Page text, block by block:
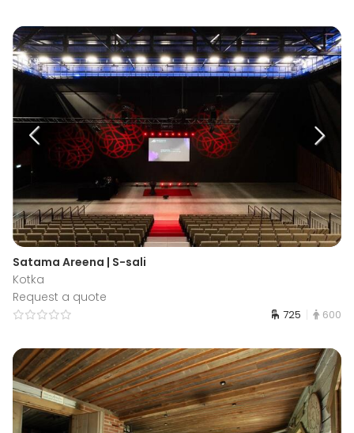
Satama Areena | S-sali
Kotka
Request a quote
725 600